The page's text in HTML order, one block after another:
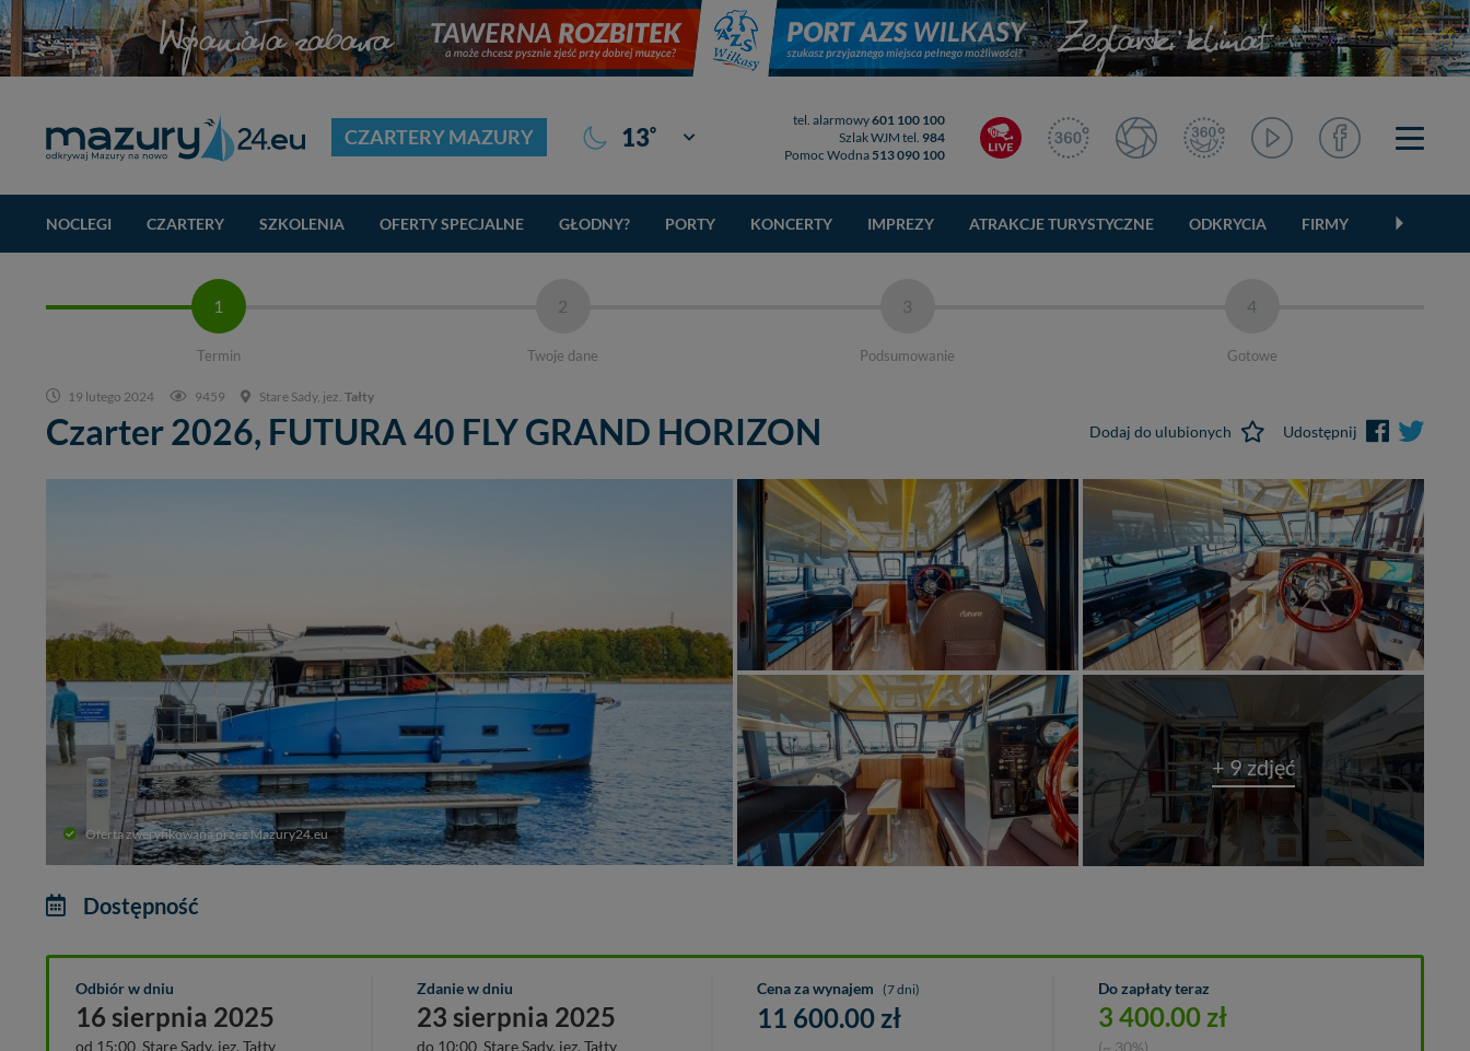
CZARTERY MAZURY 13° Giżycko
tel. alarmowy601 100 100
Szlak WJM tel. 984
Pomoc Wodna 513 090 100
NOCLEGI CZARTERY SZKOLENIA OFERTY SPECJALNE GŁODNY? PORTY KONCERTY IMPREZY ATRAKCJE TURYSTYCZNE ODKRYCIA FIRMY
1
Termin
2
Twoje dane
3
Podsumowanie
4
Gotowe
19 lutego 2024 9459 Stare Sady, jez. Tałty
Czarter 2026, FUTURA 40 FLY GRAND HORIZON Dodaj do ulubionych Udostępnij
Oferta zweryfikowana przez Mazury24.eu
+ 9 zdjęć
Dostępność
Odbiór w dniu
16 sierpnia 2025
od 15:00 Stare Sady, jez. Tałty
Zdanie w dniu
23 sierpnia 2025
do 10:00 Stare Sady, jez. Tałty
Cena za wynajem (7 dni)
11 600.00 zł
Do zapłaty teraz
3 400.00 zł